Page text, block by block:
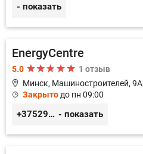
- показать
EnergyCentre
5.0
1 отзыв
Минск, Машиностроителей, 9A
Закрыто до пн 09:00
+375293857117 - показать